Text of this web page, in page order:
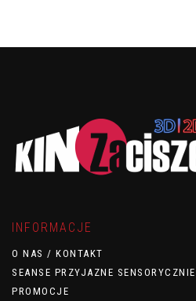
INFORMACJE
O NAS / KONTAKT
SEANSE PRZYJAZNE SENSORYCZNIE
PROMOCJE